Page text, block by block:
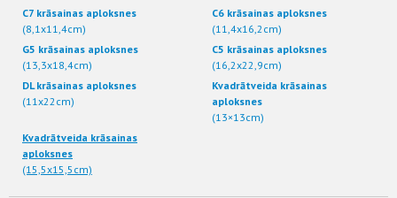
C7 krāsainas aploksnes
(8,1x11,4cm)
C6 krāsainas aploksnes
(11,4x16,2cm)
G5 krāsainas aploksnes
(13,3x18,4cm)
C5 krāsainas aploksnes
(16,2x22,9cm)
DL krāsainas aploksnes
(11x22cm)
Kvadrātveida krāsainas
aploksnes
(13×13cm)
Kvadrātveida krāsainas
aploksnes
(15,5x15,5cm)